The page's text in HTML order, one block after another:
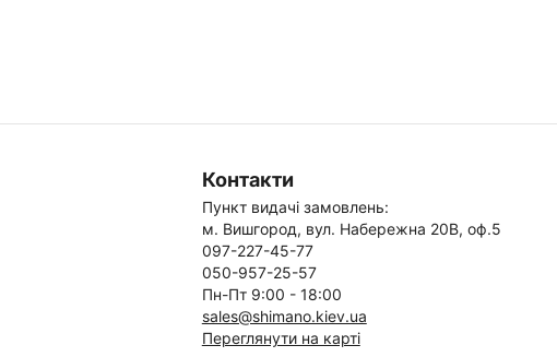
Контакти
Пункт видачі замовлень:
м. Вишгород, вул. Набережна 20В, оф.5
097-227-45-77
050-957-25-57
Пн-Пт 9:00 - 18:00
sales@shimano.kiev.ua
Переглянути на карті